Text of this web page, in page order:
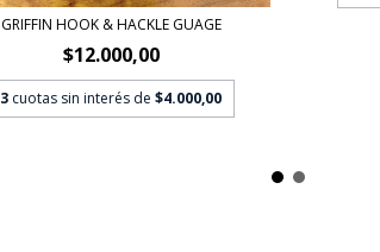
GRIFFIN HOOK & HACKLE GUAGE
$12.000,00
3 cuotas sin interés de$4.000,00